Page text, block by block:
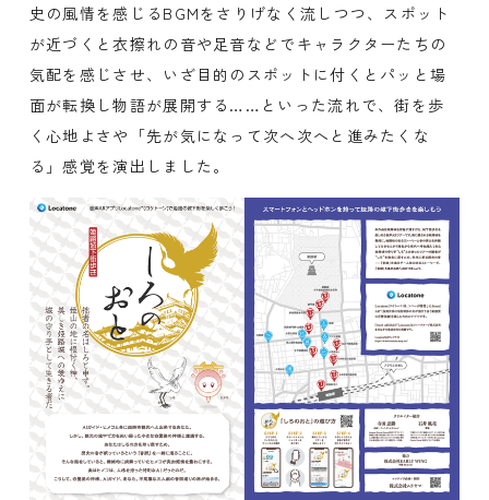
史の風情を感じるBGMをさりげなく流しつつ、スポット
が近づくと衣擦れの音や足音などでキャラクターたちの
気配を感じさせ、いざ目的のスポットに付くとパッと場
面が転換し物語が展開する……といった流れで、街を歩
く心地よさや「先が気になって次へ次へと進みたくな
る」感覚を演出しました。